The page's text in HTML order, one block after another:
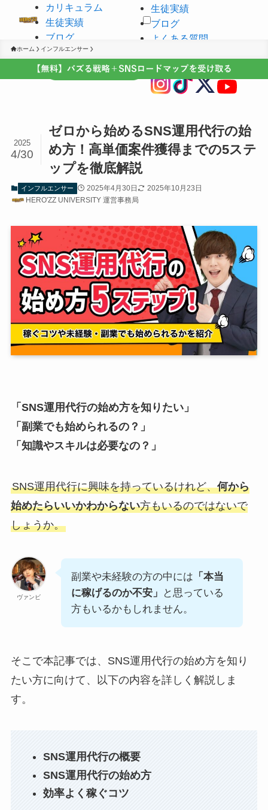
カリキュラム
生徒実績
ブログ
よくある質問
生徒実績
ブログ
よくある質問
ホーム インフルエンサー
ゼロから始めるSNS運用代行の始
め方！高単価案件獲得までの5ステ
ップを徹底解説
2025
4/30
インフルエンサー 2025年4月30日
2025年10月23日
HERO'ZZ UNIVERSITY 運営事務局
「SNS運用代行の始め方を知りたい」
「副業でも始められるの？」
「知識やスキルは必要なの？」
SNS運用代行に興味を持っているけれど、何から
始めたらいいかわからない方もいるのではないで
しょうか。
ヴァンビ
副業や未経験の方の中には 「本当
に稼げるのか不安」
と思っている
方もいるかもしれません。
そこで本記事では、SNS運用代行の始め方を知り
たい方に向けて、以下の内容を詳しく解説しま
す。
SNS運用代行の概要
SNS運用代行の始め方
効率よく稼ぐコツ